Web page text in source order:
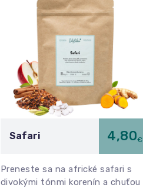
Safari 4,80€
Preneste sa na africké safari s
divokými tónmi korenín a chuťou